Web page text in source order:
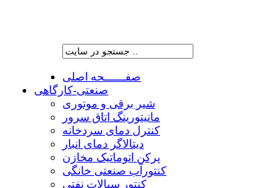
صفــــــحه اصلی
صنعتی-کارگاهی
شیر برقی و موتوری
مانیتورینگ اتاق سرور
کنترل دمای سردخانه
دیتالاگر دمای انبار
پرکن اتوماتیک مخازن
کنتورآب صنعتی خانگی
کنتور سیالات نفتی